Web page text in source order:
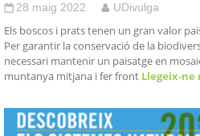
28 maig 2022 UDivulga
Els boscos i prats tenen un gran valor
Per garantir la conservació de la
necessari mantenir un paisatge en
muntanya mitjana i fer frontLlegeix-ne